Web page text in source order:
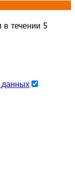
в течении 5
данных